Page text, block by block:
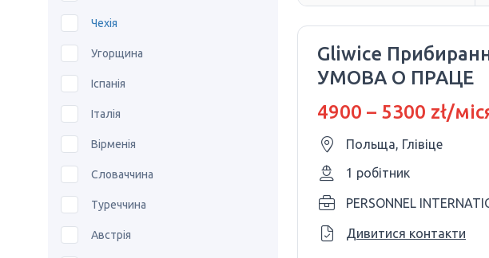
Чехія
Угорщина
Іспанія
Італія
Вірменія
Словаччина
Туреччина
Австрія
Gliwice
УМОВА О ПРАЦЕ
4900 – 5300 zł/
Польща, Глівіце
1 робітник
Дивитися контакти